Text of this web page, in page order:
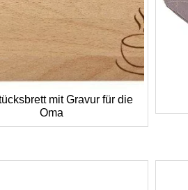
mit Gravur für die
Oma